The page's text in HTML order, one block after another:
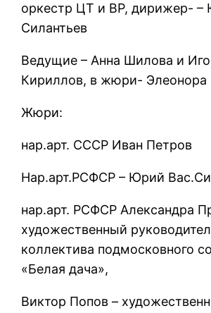
оркестр ЦТ и ВР, дирижер- –
Силантьев
Ведущие – Анна Шилова и
Кириллов, в жюри- Элеонора
Жюри:
нар.арт. СССР Иван Петров
Нар.арт.РСФСР – Юрий
нар.арт. РСФСР Александра
художественный
коллектива подмосковного
«Белая дача»,
Виктор Попов –